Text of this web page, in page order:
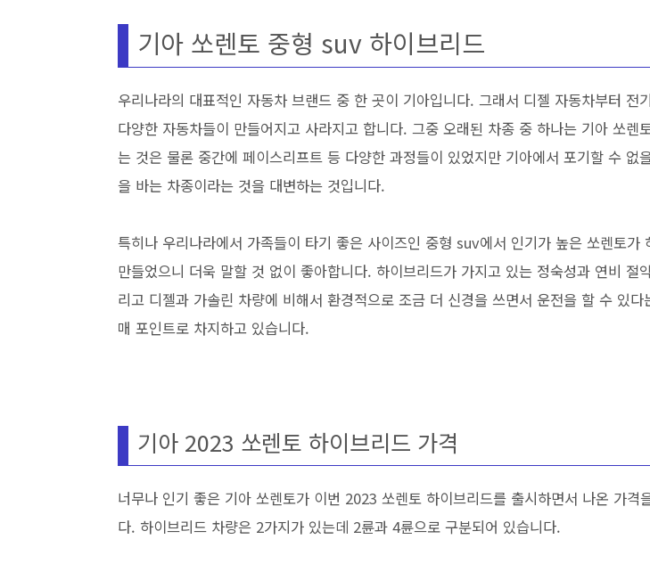
기아 쏘렌토 중형 suv 하이브리드
우리나라의 대표적인 자동차 브랜드 중 한 곳이 기아입니다. 그래서 디젤 자동차부터 전
다양한 자동차들이 만들어지고 사라지고 합니다. 그중 오래된 차종 중 하나는 기아 쏘렌
는 것은 물론 중간에 페이스리프트 등 다양한 과정들이 있었지만 기아에서 포기할 수 없
을 바는 차종이라는 것을 대변하는 것입니다.
특히나 우리나라에서 가족들이 타기 좋은 사이즈인 중형 suv에서 인기가 높은 쏘렌토가
만들었으니 더욱 말할 것 없이 좋아합니다. 하이브리드가 가지고 있는 정숙성과 연비 절
리고 디젤과 가솔린 차량에 비해서 환경적으로 조금 더 신경을 쓰면서 운전을 할 수 있
매 포인트로 차지하고 있습니다.
기아 2023 쏘렌토 하이브리드 가격
너무나 인기 좋은 기아 쏘렌토가 이번 2023 쏘렌토 하이브리드를 출시하면서 나온 가격
다. 하이브리드 차량은 2가지가 있는데 2륜과 4륜으로 구분되어 있습니다.